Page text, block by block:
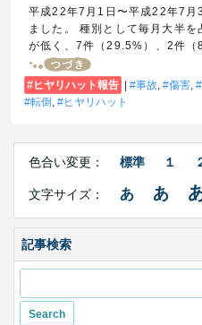
平成22年7月1日〜平成22年7月
ました。 種別として毎月大半
が低く、7件（29.5%）、2件（
ヒヤリハット報告 事故, 傷害,
転倒 , ヒヤリハット
Right
Contents
合
変
色合い変更： 標準 １
文字サイズ： あ あ
記事検索